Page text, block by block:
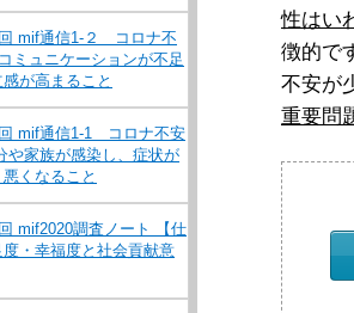
性はい
徴的で
不安が
重要問
mif通信1-２ コロナ不
ミュニケーションが不足
感が高まること
mif通信1-1 コロナ不安
や家族が感染し、症状が
くなること
mif2020調査ノート 【仕
度・幸福度と社会貢献意